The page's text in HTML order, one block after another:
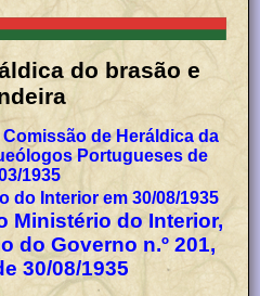
do brasão e
de Heráldica da
Portugueses de
1935
do Interior em 30/08/1935
Ministério do Interior,
do Governo n.º 201,
30/08/1935